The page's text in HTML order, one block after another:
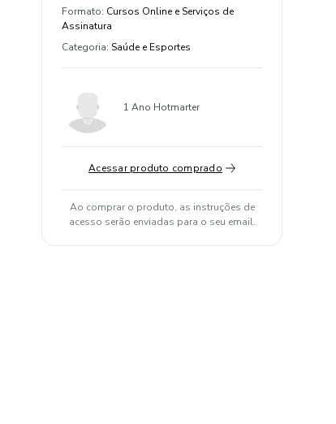
Formato: Cursos Online e Serviços de
Assinatura
Categoria: Saúde e Esportes
1 Ano Hotmarter
Acessar produto comprado
Ao comprar o produto, as instruções de
acesso serão enviadas para o seu email.